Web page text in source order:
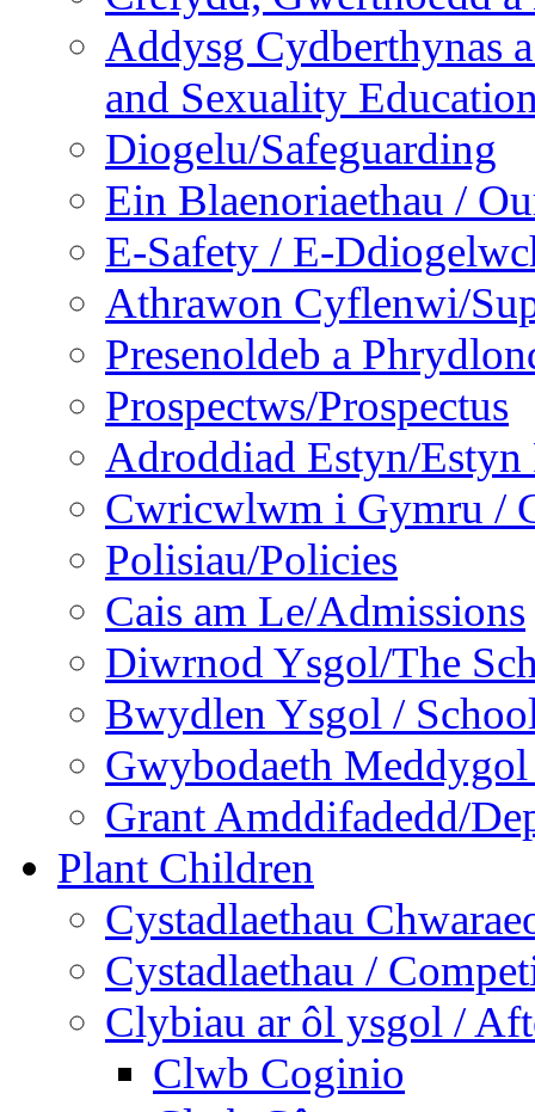
Addysg Cydberthynas
and Sexuality
Diogelu/Safeguarding
Ein Blaenoriaethau /
E-Safety / E-
Athrawon Cyflenwi/
Presenoldeb a
Prospectws/Prospectus
Adroddiad Estyn/Estyn
Cwricwlwm i Gymru /
Polisiau/Policies
Cais am Le/Admissions
Diwrnod Ysgol/The
Bwydlen Ysgol /
Gwybodaeth
Grant Amddifadedd/
Plant Children
Cystadlaethau
Cystadlaethau /
Clybiau ar ôl ysgol /
Clwb Coginio